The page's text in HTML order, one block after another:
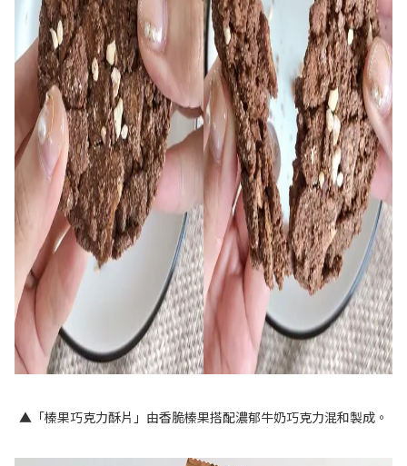
▲「榛果巧克力酥片」由香脆榛果搭配濃郁牛奶巧克力混和製成。